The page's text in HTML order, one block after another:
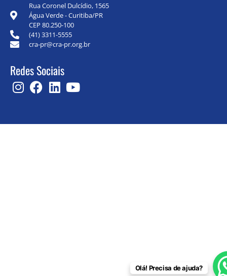
Rua Coronel Dulcídio, 1565
Água Verde - Curitiba/PR
CEP 80.250-100
(41) 3311-5555
cra-pr@cra-pr.org.br
Redes Sociais
Olá! Precisa de ajuda?